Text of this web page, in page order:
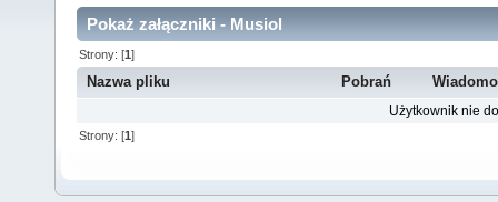
Pokaż załączniki - Musiol
Strony: [1]
Nazwa pliku Pobrań
Użytkownik nie
Strony: [1]